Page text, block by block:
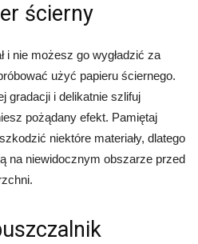
ścierny
i nie możesz go wygładzić za
użyć papieru ściernego.
gradacji i delikatnie szlifuj
pożądany efekt. Pamiętaj
niektóre materiały, dlatego
na niewidocznym obszarze przed